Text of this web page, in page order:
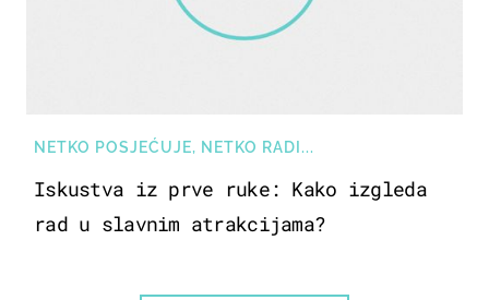
NETKO POSJEĆUJE, NETKO RADI...
Iskustva iz prve ruke: Kako izgleda
rad u slavnim atrakcijama?